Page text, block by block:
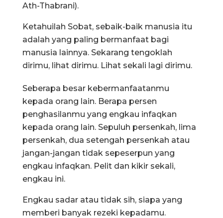
Ath-Thabrani).
Ketahuilah Sobat, sebaik-baik manusia itu
adalah yang paling bermanfaat bagi
manusia lainnya. Sekarang tengoklah
dirimu, lihat dirimu. Lihat sekali lagi dirimu.
Seberapa besar kebermanfaatanmu
kepada orang lain. Berapa persen
penghasilanmu yang engkau infaqkan
kepada orang lain. Sepuluh persenkah, lima
persenkah, dua setengah persenkah atau
jangan-jangan tidak sepeserpun yang
engkau infaqkan. Pelit dan kikir sekali,
engkau ini.
Engkau sadar atau tidak sih, siapa yang
memberi banyak rezeki kepadamu.